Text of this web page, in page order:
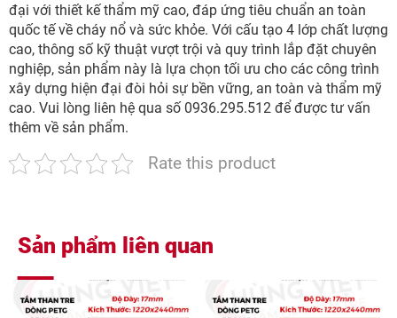
đại với thiết kế thẩm mỹ cao, đáp ứng tiêu chuẩn an toàn
quốc tế về cháy nổ và sức khỏe. Với cấu tạo 4 lớp chất lượng
cao, thông số kỹ thuật vượt trội và quy trình lắp đặt chuyên
nghiệp, sản phẩm này là lựa chọn tối ưu cho các công trình
xây dựng hiện đại đòi hỏi sự bền vững, an toàn và thẩm mỹ
cao. Vui lòng liên hệ qua số 0936.295.512 để được tư vấn
thêm về sản phẩm.
Rate this product
Sản phẩm liên quan